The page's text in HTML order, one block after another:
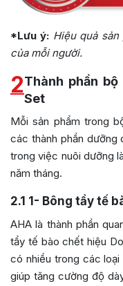
*Lưu ý: Hiệu quả
của mỗi người.
2Thành phần
Set
Mỗi sản phẩm trong
các thành phần dưỡng
trong việc nuôi dưỡng
năm tháng.
2.1 1- Bông tẩy tế
AHA là thành phần
tẩy tế bào chết hiệu
có nhiều trong các
giúp tăng cường độ